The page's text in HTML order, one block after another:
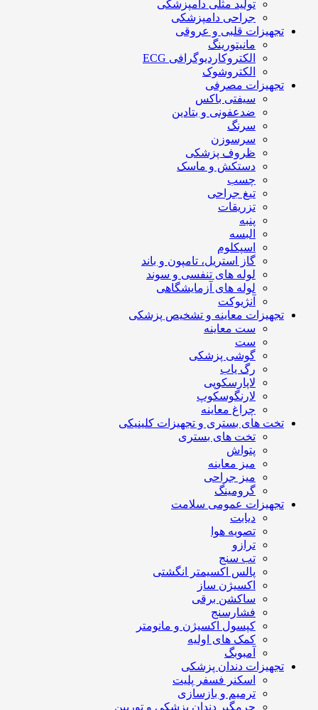
تولید مثلی دامپزشکی
جراحی دامپزشکی
تجهیزات قلبی و عروقی
مانیتورینگ
الکتروکاردیوگرافی ECG
الکتروشوک
تجهیزات مصرفی
سیفتی باکس
ضدعفونی و بتادین
سرنگ
سرسوزن
ظروف پزشکی
دستکش و ماسک
چسب
تیغ جراحی
تزریقات
پنبه
البسه
اسپکلوم
گاز استریل، تامپون و باند
لوله های تنفسی و سوند
لوله های آزمایشگاهی
آنژیوکت
تجهیزات معاینه و تشخیص پزشکی
ست معاینه
ست
گوشی پزشکی
رگ یاب
لاپارسکوپی
لارنگوسکوپ
چراغ معاینه
تخت های بستری و تجهیزات کلینیکی
تخت های بستری
پتواش
میز معاینه
میز جراحی
گرومینگ
تجهیزات عمومی سلامت
دیابت
تصویه هوا
ترازو
تب سنج
پالس اکسیمتر انگشتی
اکسیژن ساز
ساکشن برقی
فشارسنج
کپسول اکسیژن و مانومتر
کمک های اولیه
آمبوبگ
تجهیزات دندان پزشکی
اسکنر فسفر پلیت
ترمیم و بازسازی
جرمگیر دندان پزشکی و توربین